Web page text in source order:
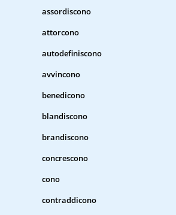
assordiscono
attorcono
autodefiniscono
avvincono
benedicono
blandiscono
brandiscono
concrescono
cono
contraddicono